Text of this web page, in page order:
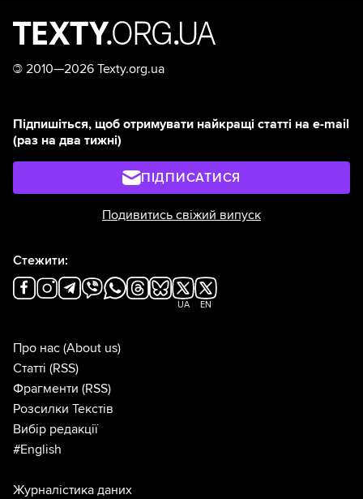
© 2010—2026 Texty.org.ua
Підпишіться, щоб отримувати найкращі статті на e-mail
(раз на два тижні)
ПІДПИСАТИСЯ
Подивитись свіжий випуск
Стежити:
UA EN
Про нас (About us)
Статті (RSS)
Фрагменти (RSS)
Розсилки Текстів
Вибір редакції
#English
Журналістика даних